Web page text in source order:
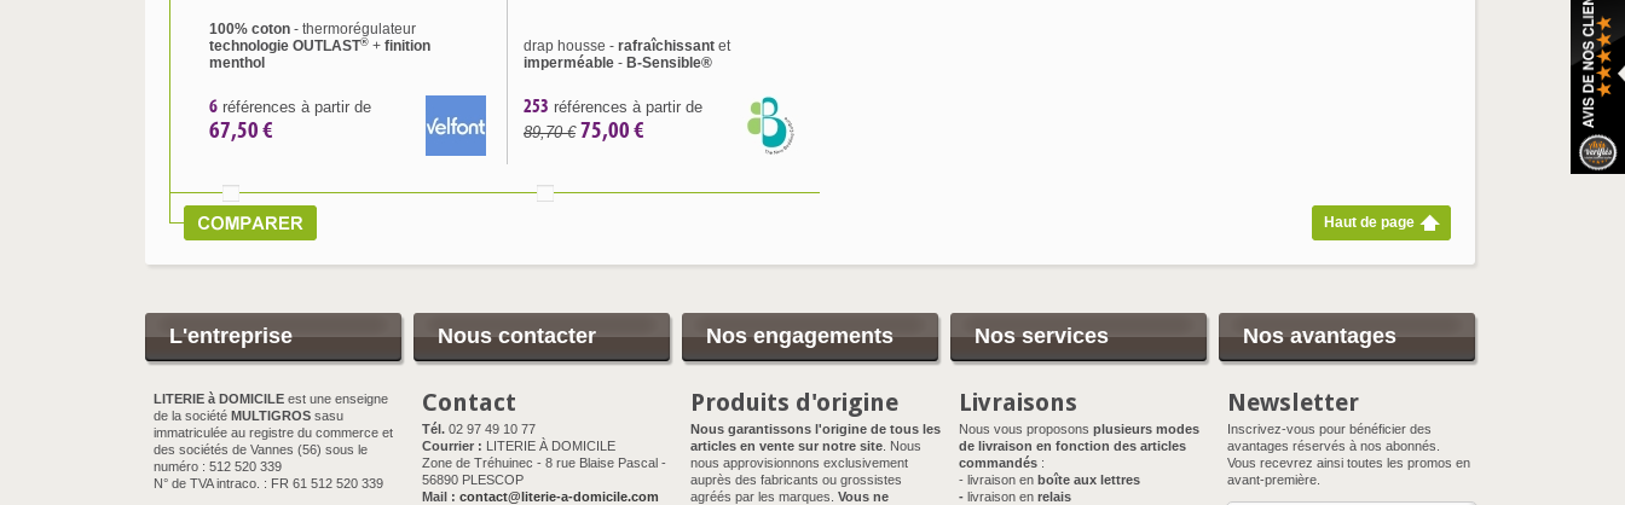
100% coton - thermorégulateur
technologie OUTLAST® + finition
menthol
6 références à partir de
67,50 €
drap housse - rafraîchissant et
imperméable - B-Sensible®
253 références à partir de
89,70 € 75,00 €
Haut de page
L'entreprise
LITERIE à DOMICILE est une enseigne
de la société MULTIGROS sasu
immatriculée au registre du commerce et
des sociétés de Vannes (56) sous le
numéro : 512 520 339
N° de TVA intraco. : FR 61 512 520 339
Nous contacter
Contact
Tél. 02 97 49 10 77
Courrier : LITERIE À DOMICILE
Zone de Tréhuinec - 8 rue Blaise Pascal -
56890 PLESCOP
Mail : contact@literie-a-domicile.com
Nos engagements
Produits d'origine
Nous garantissons l'origine de tous les
articles en vente sur notre site . Nous
nous approvisionnons exclusivement
auprès des fabricants ou grossistes
agréés par les marques. Vous ne
Nos services
Livraisons
Nous vous proposons plusieurs modes
de livraison en fonction des articles
commandés :
- livraison en boîte aux lettres
- livraison en relais
Nos avantages
Newsletter
Inscrivez-vous pour bénéficier des
avantages réservés à nos abonnés.
Vous recevrez ainsi toutes les promos en
avant-première.